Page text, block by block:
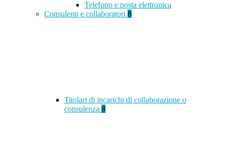
Telefono e posta elettronica
Consulenti e collaboratori 8
Titolari di incarichi di collaborazione o
consulenza 8